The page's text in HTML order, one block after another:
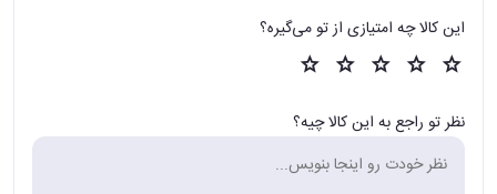
این کالا چه امتیازی از تو می‌گیره؟
نظر تو راجع به این کالا چیه؟